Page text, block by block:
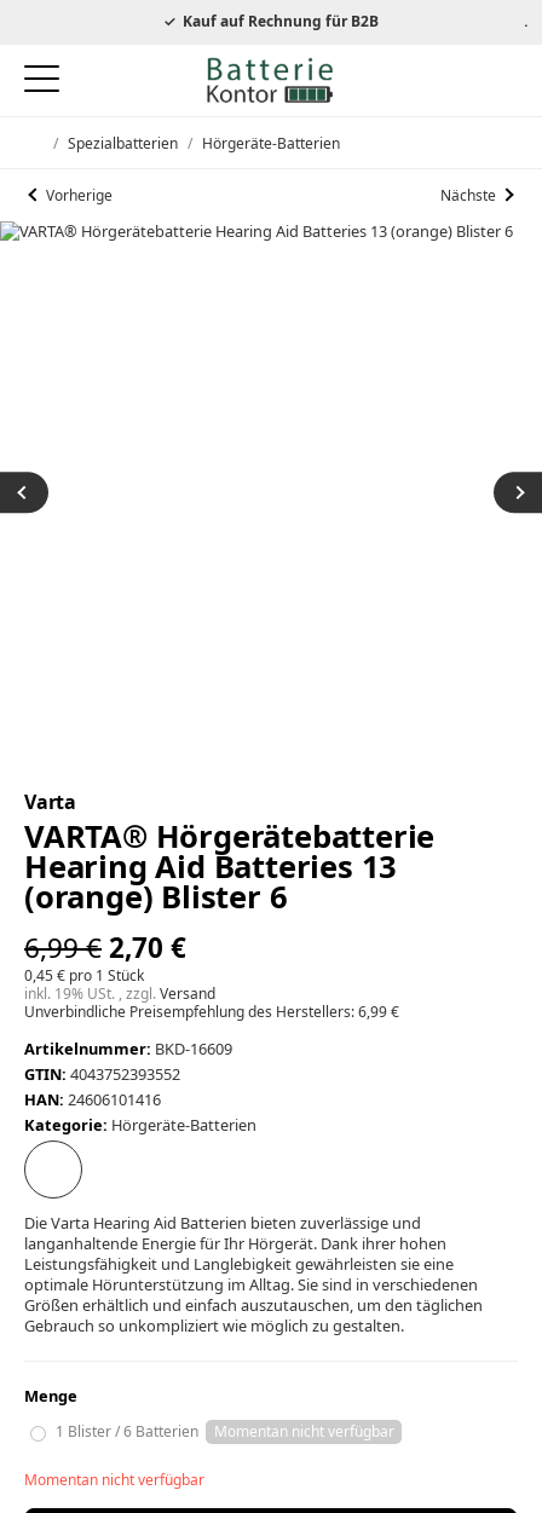
autorisierter Energizer HändlerKauf auf Rechnung für B2B
/ Spezialbatterien / Hörgeräte-Batterien
Vorherige Nächste
Varta
VARTA® Hörgerätebatterie
Hearing Aid Batteries 13
(orange) Blister 6
6,99 €2,70 €
0,45 € pro 1 Stück
inkl. 19% USt. , zzgl.Versand
Unverbindliche Preisempfehlung des Herstellers: 6,99 €
Artikelnummer: BKD-16609
GTIN: 4043752393552
HAN: 24606101416
Kategorie: Hörgeräte-Batterien
Die Varta Hearing Aid Batterien bieten zuverlässige und
langanhaltende Energie für Ihr Hörgerät. Dank ihrer hohen
Leistungsfähigkeit und Langlebigkeit gewährleisten sie eine
optimale Hörunterstützung im Alltag. Sie sind in verschiedenen
Größen erhältlich und einfach auszutauschen, um den täglichen
Gebrauch so unkompliziert wie möglich zu gestalten.
Menge
1 Blister / 6 Batterien Momentan nicht verfügbar
Momentan nicht verfügbar